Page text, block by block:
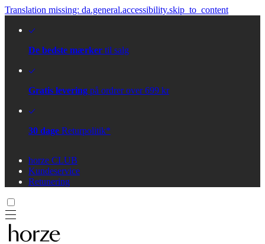
Translation missing: da.general.accessibility.skip_to_content
De bedste mærker til salg
Gratis levering på ordrer over 699 kr
30 dage Returpolitik*
horze CLUB
Kundeservice
Retunering